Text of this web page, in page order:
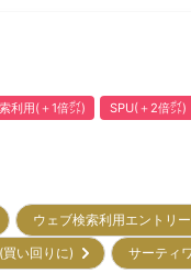
利用(＋1倍㌽) SPU(＋2倍㌽)
ウェブ検索利用エントリ
買い回りに)
サーティ